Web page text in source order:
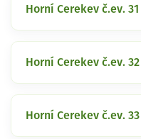
Horní Cerekev č.ev. 31
Horní Cerekev č.ev. 32
Horní Cerekev č.ev. 33